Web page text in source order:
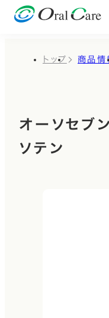
トップ 商品情
オーソセブ
ソテン